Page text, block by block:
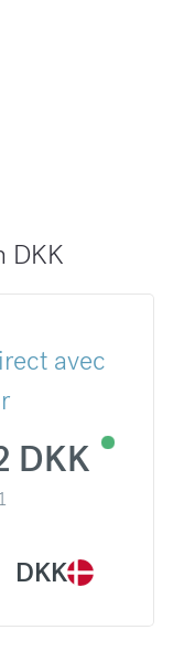
DKK
avec
DKK
DKK